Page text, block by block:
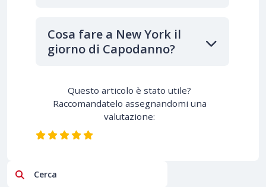
Cosa fare a New York il
giorno di Capodanno?
Questo articolo è stato utile?
Raccomandatelo assegnandomi una
valutazione:
Cerca